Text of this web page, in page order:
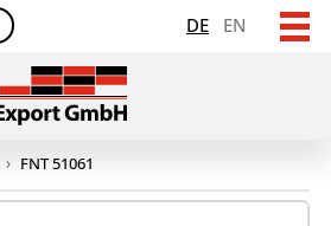
DE EN
› FNT 51061